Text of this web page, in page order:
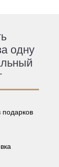
одну
подарков